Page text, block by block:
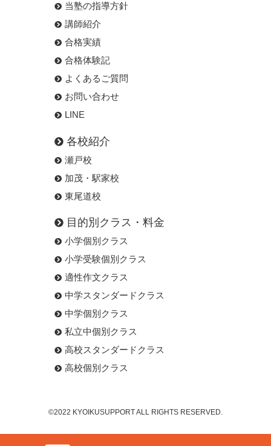
当塾の指導方針
講師紹介
合格実績
合格体験記
よくあるご質問
お問い合わせ
LINE
各校紹介
瀬戸校
加茂・駅家校
東尾道校
目的別クラス・料金
小学個別クラス
小学受験個別クラス
適性作文クラス
中学スタンダードクラス
中学個別クラス
私立中個別クラス
高校スタンダードクラス
高校個別クラス
©2022 KYOIKUSUPPORT ALL RIGHTS RESERVED.